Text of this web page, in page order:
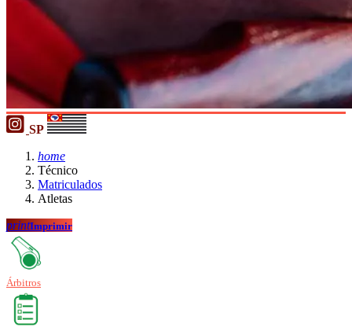
SP
home
Técnico
Matriculados
Atletas
printImprimir
Árbitros